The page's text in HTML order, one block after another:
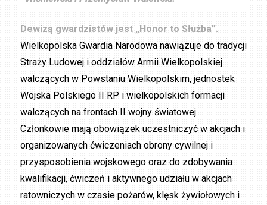
Dewizą gwardzistów jest „Honor to Służba”.
Wielkopolska Gwardia Narodowa nawiązuje do tradycji
Straży Ludowej i oddziałów Armii Wielkopolskiej
walczących w Powstaniu Wielkopolskim, jednostek
Wojska Polskiego II RP i wielkopolskich formacji
walczących na frontach II wojny światowej.
Członkowie mają obowiązek uczestniczyć w akcjach i
organizowanych ćwiczeniach obrony cywilnej i
przysposobienia wojskowego oraz do zdobywania
kwalifikacji, ćwiczeń i aktywnego udziału w akcjach
ratowniczych w czasie pożarów, klęsk żywiołowych i